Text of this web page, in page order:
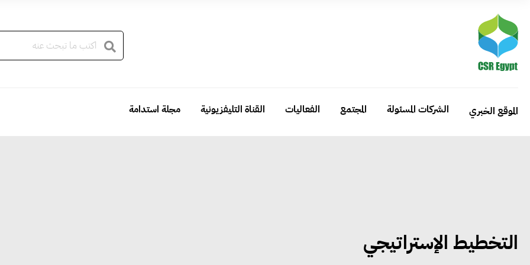
الموقع الخبري الشركات المسئولة المجتمع الفعاليات القناة التليفزيونية مجلة استدامة
التخطيط الإستراتيجي